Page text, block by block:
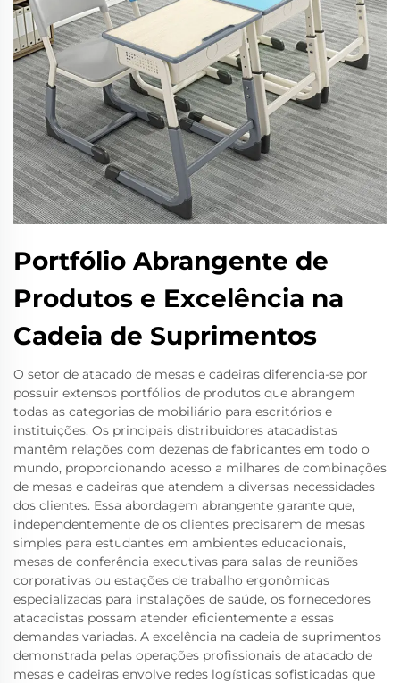
Portfólio Abrangente de
Produtos e Excelência na
Cadeia de Suprimentos
O setor de atacado de mesas e cadeiras diferencia-se por
possuir extensos portfólios de produtos que abrangem
todas as categorias de mobiliário para escritórios e
instituições. Os principais distribuidores atacadistas
mantêm relações com dezenas de fabricantes em todo o
mundo, proporcionando acesso a milhares de combinações
de mesas e cadeiras que atendem a diversas necessidades
dos clientes. Essa abordagem abrangente garante que,
independentemente de os clientes precisarem de mesas
simples para estudantes em ambientes educacionais,
mesas de conferência executivas para salas de reuniões
corporativas ou estações de trabalho ergonômicas
especializadas para instalações de saúde, os fornecedores
atacadistas possam atender eficientemente a essas
demandas variadas. A excelência na cadeia de suprimentos
demonstrada pelas operações profissionais de atacado de
mesas e cadeiras envolve redes logísticas sofisticadas que